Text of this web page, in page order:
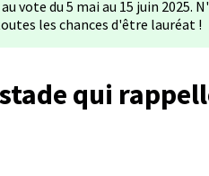
vote du 5 mai au 15 juin 2025.
les chances d'être lauréat !
qui